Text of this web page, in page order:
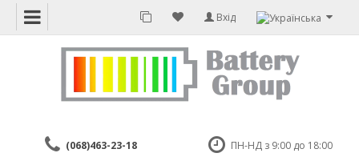
Вхід
(068)463-23-18 ПН-НД з 9:00 до 18:00